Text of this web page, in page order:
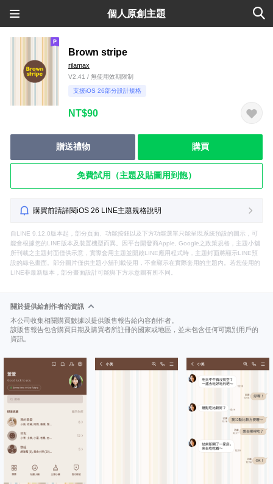
個人原創主題
Brown stripe
rilamax
V2.41 / 無使用效期限制
支援iOS 26部分設計規格
NT$90
贈送禮物 購買
免費試用（主題及貼圖用到飽）
購買前請詳閱iOS 26 LINE主題規格說明
自LINE 9.12.0版本起，部分頁面、功能按鈕以及下方功能選單只能呈現系統預設的圖示，可
能會根據您的LINE版本及裝置機型而異。因平台開發商Apple, Google之政策規格，主題小舖
所刊載之主題封面僅供示意，實際套用主題並開啟LINE應用程式時，主題封面將顯示LINE預
設的綠色畫面。部分圖片僅供主題小舖刊載使用，不會顯示在實際套用的主題內。若您使用的
LINE非最新版本，部分畫面設計可能與下方示意圖有所不同。
關於提供給創作者的資訊
本公司收集相關購買數據以提供販售報告給內容創作者。
該販售報告包含購買日期及購買者所註冊的國家或地區，並未包含任何可識別用戶的
資訊。